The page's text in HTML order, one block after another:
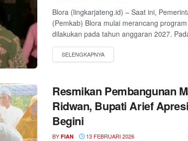
Blora (lingkarjateng.id) – Saat ini,
(Pemkab) Blora mulai merancang
dilakukan pada tahun anggaran 2027.
Resmikan Pembangunan
Ridwan, Bupati Arief
Begini
BY FIAN 13 FEBRUARI 2026